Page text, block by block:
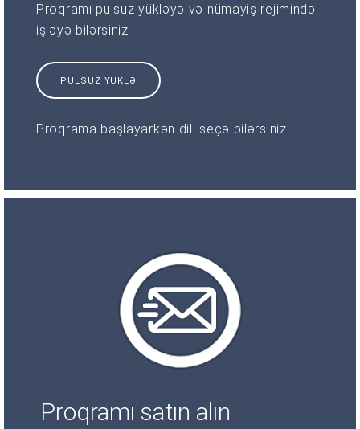
Proqramı pulsuz yükləyə və nümayiş rejimində
işləyə bilərsiniz
PULSUZ YÜKLƏ
Proqrama başlayarkən dili seçə bilərsiniz.
Proqramı satın alın